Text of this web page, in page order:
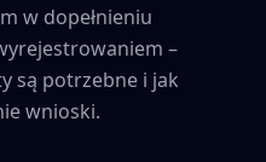
w dopełnieniu
–
są potrzebne i jak
wnioski.